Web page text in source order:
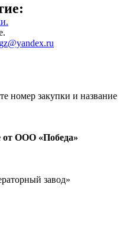
номер закупки и название
от ООО «Победа»
завод»